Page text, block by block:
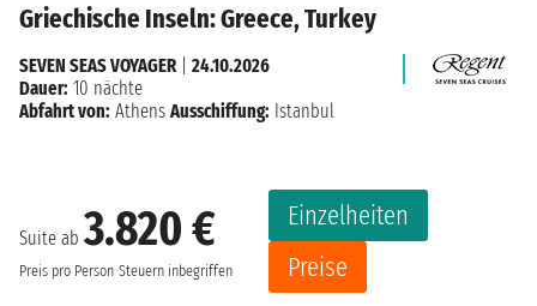
Griechische Inseln: Greece, Turkey
Suite ab3.820 €
Preis pro Person Steuern inbegriffen
Einzelheiten
Preise
SEVEN SEAS VOYAGER
24.10.2026
Dauer: 10 nächte
Abfahrt von: Athens Ausschiffung: Istanbul